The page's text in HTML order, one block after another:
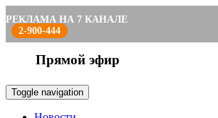
РЕКЛАМА НА 7 КАНАЛЕ
2-900-444
Прямой эфир
Toggle navigation